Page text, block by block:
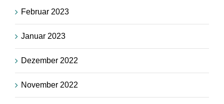
Februar 2023
Januar 2023
Dezember 2022
November 2022